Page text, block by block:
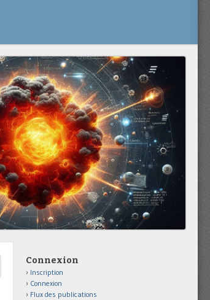
Connexion
Inscription
Connexion
Flux des publications